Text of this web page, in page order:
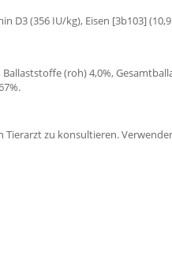
D3 (356 IU/kg), Eisen [3b103]
(roh) 4,0%,
zu konsultieren.